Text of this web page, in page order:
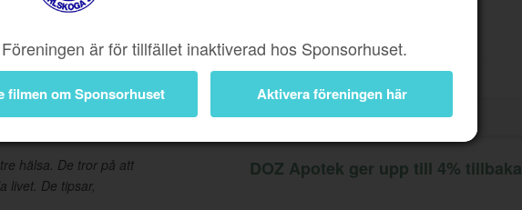
Föreningen är för tillfället inaktiverad hos Sponsorhuset.
filmen om Sponsorhuset Aktivera föreningen här
hälsa. De tror på att
livet. De tipsar,
Information
DOZ Apotek ger upp till 4% tillbaka